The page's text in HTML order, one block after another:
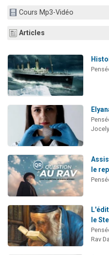
Cours Mp3-Vidéo
Articles
le
le
Rav